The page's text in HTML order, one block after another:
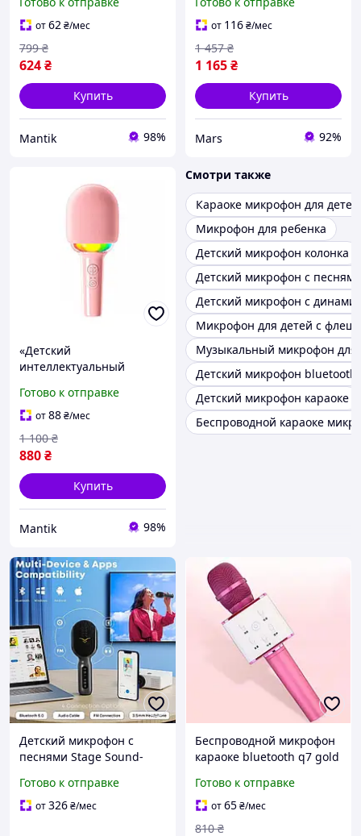
от62₴/мес
624₴
799 ₴
Купить
Mantik 98%
от 116₴/мес
1 165₴
1 457 ₴
Купить
Mars 92%
«Детский
интеллектуальный
интерактивным звуком»
Готово к отправке
от88₴/мес
880₴
1 100 ₴
Купить
Mantik 98%
Смотри также
Караоке микрофон для детей
Микрофон для ребенка
Детский микрофон колонка
Детский микрофон с песнями
Детский микрофон с
Микрофон для детей с
Музыкальный микрофон для
Детский микрофон bluetooth
Детский микрофон караоке
Беспроводной караоке
Детский микрофон с
песнями Stage Sound-
Готово к отправке
от326₴/мес
Беспроводной микрофон
караоке bluetooth q7 gold
микрофон с динамиком
для детского пения
Готово к отправке
от65₴/мес
810 ₴